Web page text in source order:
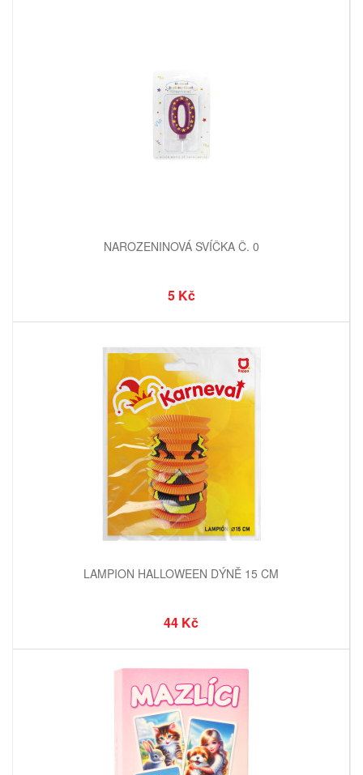
NAROZENINOVÁ SVÍČKA Č. 0
5 Kč
LAMPION HALLOWEEN DÝNĚ 15 CM
44 Kč